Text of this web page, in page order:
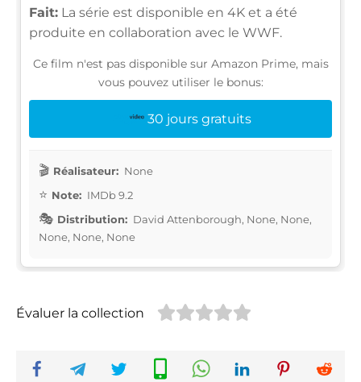
Fait: La série est disponible en 4K et a été
produite en collaboration avec le WWF.
Ce film n'est pas disponible sur Amazon Prime, mais
vous pouvez utiliser le bonus:
30 jours gratuits
Réalisateur: None
Note: IMDb 9.2
Distribution: David Attenborough, None, None,
None, None, None
Évaluer la collection